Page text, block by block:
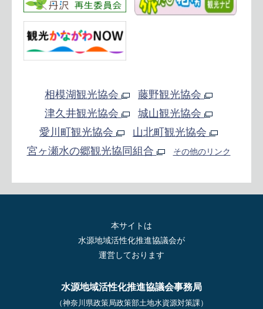
相模湖観光協会
藤野観光協会
津久井観光協会
城山観光協会
愛川町観光協会
山北町観光協会
宮ヶ瀬水の郷観光協同組合
その他のリンク
本サイトは
水源地域活性化推進協議会が
運営しております
水源地域活性化推進協議会事務局
（神奈川県政策局政策部土地水資源対策課）